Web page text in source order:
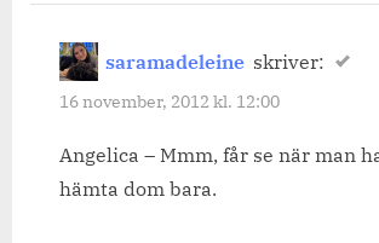
saramadeleine skriver:
16 november, 2012 kl. 12:00
Angelica – Mmm, får se när man
hämta dom bara.